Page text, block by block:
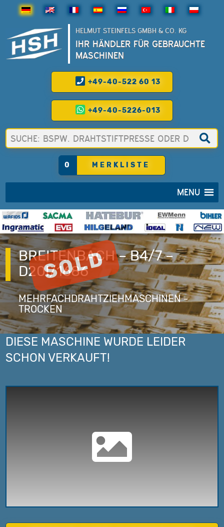
HELMUT STEINFELS GMBH & CO. KG
IHR HÄNDLER FÜR GEBRAUCHTE
MASCHINEN
+49-40-522 60 13
+49-40-5226-013
0 MERKLISTE
MENU
BREITENBACH – B4/7 –
D20I/1686
MEHRFACHDRAHTZIEHMASCHINEN -
TROCKEN
DIESE MASCHINE WURDE LEIDER
SCHON VERKAUFT!